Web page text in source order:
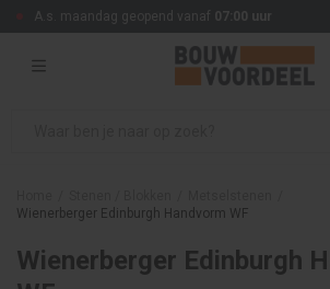
A.s. maandag geopend vanaf 07:00 uur
Wienerberger Edinburgh Handvorm WF
Wienerberger Edinburgh